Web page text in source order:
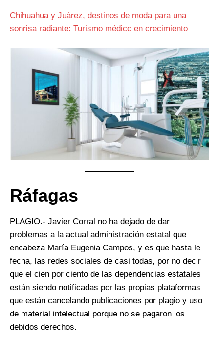
Chihuahua y Juárez, destinos de moda para una
sonrisa radiante: Turismo médico en crecimiento
Ráfagas
PLAGIO.- Javier Corral no ha dejado de dar
problemas a la actual administración estatal que
encabeza María Eugenia Campos, y es que hasta le
fecha, las redes sociales de casi todas, por no decir
que el cien por ciento de las dependencias estatales
están siendo notificadas por las propias plataformas
que están cancelando publicaciones por plagio y uso
de material intelectual porque no se pagaron los
debidos derechos.